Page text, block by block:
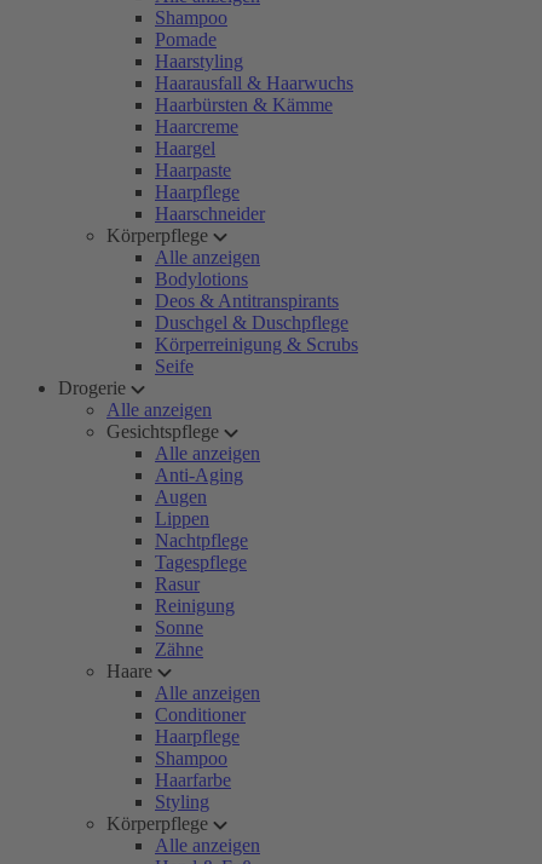
Shampoo
Pomade
Haarstyling
Haarausfall & Haarwuchs
Haarbürsten & Kämme
Haarcreme
Haargel
Haarpaste
Haarpflege
Haarschneider
Körperpflege
Alle anzeigen
Bodylotions
Deos & Antitranspirants
Duschgel & Duschpflege
Körperreinigung & Scrubs
Seife
Drogerie
Alle anzeigen
Gesichtspflege
Alle anzeigen
Anti-Aging
Augen
Lippen
Nachtpflege
Tagespflege
Rasur
Reinigung
Sonne
Zähne
Haare
Alle anzeigen
Conditioner
Haarpflege
Shampoo
Haarfarbe
Styling
Körperpflege
Alle anzeigen